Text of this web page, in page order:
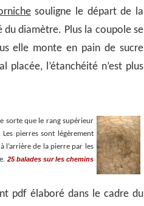
souligne le départ de la
diamètre. Plus la coupole se
elle monte en pain de sucre
l’étanchéité n’est plus
sorte que le rang supérieur
pierres sont légèrement
l’arrière de la pierre par les
25 balades sur les chemins
pdf élaboré dans le cadre du